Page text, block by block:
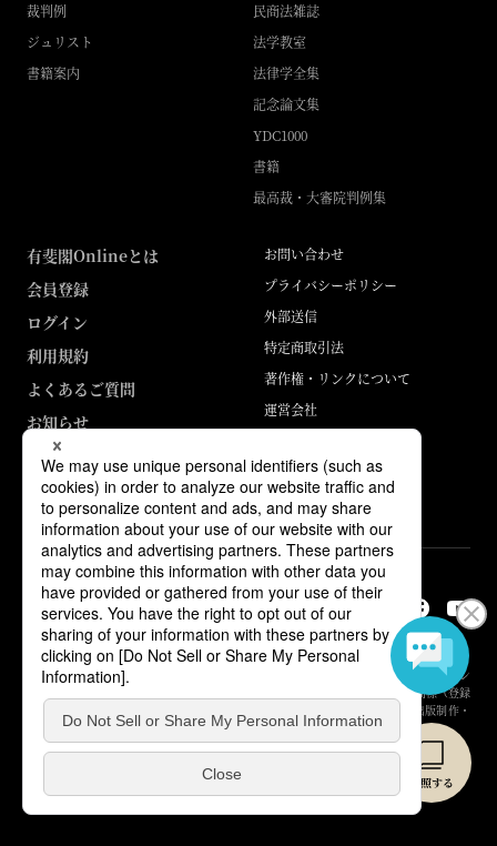
裁判例
ジュリスト
書籍案内
民商法雑誌
法学教室
法律学全集
記念論文集
YDC1000
書籍
最高裁・大審院判例集
有斐閣Onlineとは
会員登録
ログイン
利用規約
よくあるご質問
お知らせ
お問い合わせ
プライバシーポリシー
外部送信
特定商取引法
著作権・リンクについて
運営会社
ABJマークは、この電子書店・電子書籍配信サービスが、著作権者からコン
テンツ使用許諾を得た正規版配信サービスであることを示す登録商標（登録
番号 第6091713号）です。詳しくは［ABJマーク］または［電子出版制作・
流通協議会］で検索してください。
© Yuhikaku Publishing Co., Ltd.